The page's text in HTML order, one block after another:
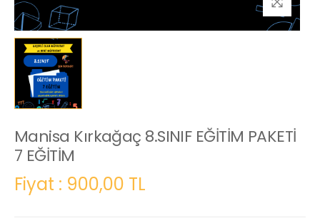
Manisa Kırkağaç 8.SINIF EĞİTİM PAKETİ
7 EĞİTİM
Fiyat : 900,00 TL